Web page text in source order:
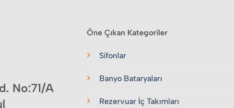
No:71/A
Öne Çıkan Kategoriler
Sifonlar
Banyo Bataryaları
Rezervuar İç Takımları